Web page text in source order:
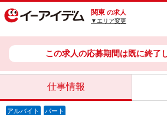
関東 の求人
▼エリア変更
この求人の応募期間は既に終了
仕事情報
アルバイト パート